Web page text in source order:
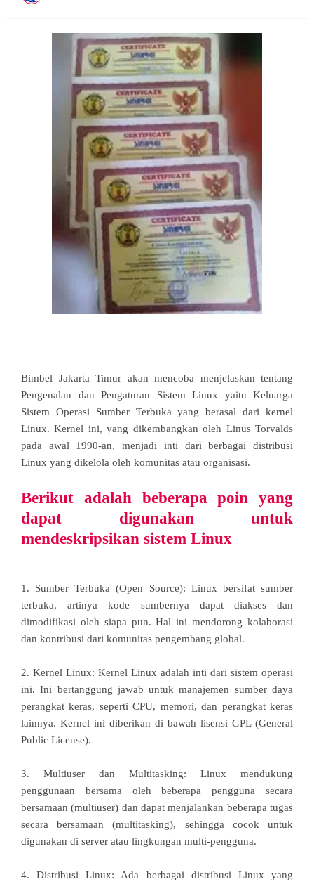
Bimbel Jakarta Timur akan mencoba menjelaskan tentang
Pengenalan dan Pengaturan Sistem Linux yaitu Keluarga
Sistem Operasi Sumber Terbuka yang berasal dari kernel
Linux. Kernel ini, yang dikembangkan oleh Linus Torvalds
pada awal 1990-an, menjadi inti dari berbagai distribusi
Linux yang dikelola oleh komunitas atau organisasi.
Berikut adalah beberapa poin yang
dapat digunakan untuk
mendeskripsikan sistem Linux
1. Sumber Terbuka (Open Source): Linux bersifat sumber
terbuka, artinya kode sumbernya dapat diakses dan
dimodifikasi oleh siapa pun. Hal ini mendorong kolaborasi
dan kontribusi dari komunitas pengembang global.
2. Kernel Linux: Kernel Linux adalah inti dari sistem operasi
ini. Ini bertanggung jawab untuk manajemen sumber daya
perangkat keras, seperti CPU, memori, dan perangkat keras
lainnya. Kernel ini diberikan di bawah lisensi GPL (General
Public License).
3. Multiuser dan Multitasking: Linux mendukung
penggunaan bersama oleh beberapa pengguna secara
bersamaan (multiuser) dan dapat menjalankan beberapa tugas
secara bersamaan (multitasking), sehingga cocok untuk
digunakan di server atau lingkungan multi-pengguna.
4. Distribusi Linux: Ada berbagai distribusi Linux yang